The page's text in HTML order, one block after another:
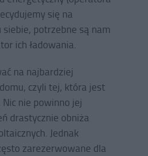
się na
potrzebne są nam
ich ładowania.
na najbardziej
czyli tej, która jest
nie powinno jej
drastycznie obniża
Jednak
zarezerwowane dla